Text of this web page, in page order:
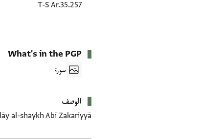
T-S Ar.35.257
What's in the PGP
صورة
الوصف
al-shaykh Abī Zakariyyā."